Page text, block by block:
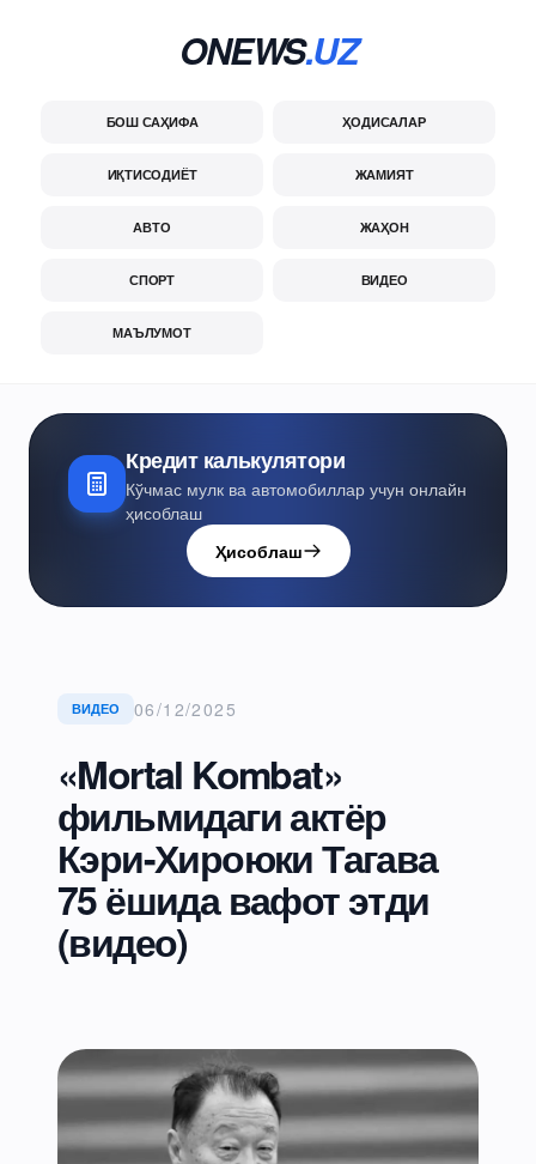
ONEWS.UZ
БОШ САҲИФА ҲОДИСАЛАР
ИҚТИСОДИЁТ ЖАМИЯТ
АВТО ЖАҲОН
СПОРТ ВИДЕО
МАЪЛУМОТ
Кредит калькулятори
Кўчмас мулк ва автомобиллар учун онлайн
ҳисоблаш
Ҳисоблаш
ВИДЕО 06/12/2025
«Mortal Kombat»
фильмидаги актёр
Кэри-Хироюки Тагава
75 ёшида вафот этди
(видео)